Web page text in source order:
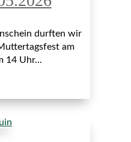
durften wir
am
14 Uhr...